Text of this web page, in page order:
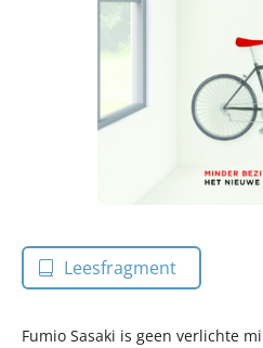
Leesfragment
Fumio Sasaki is geen verlichte